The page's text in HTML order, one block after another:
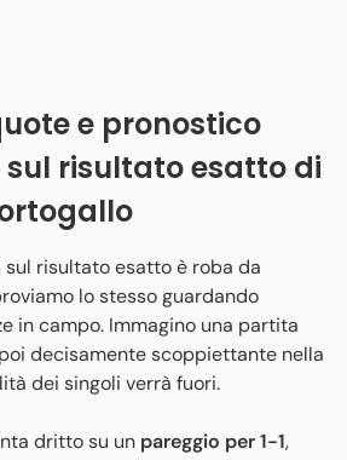
e pronostico
sul risultato esatto di
risultato esatto è roba da
lo stesso guardando
in campo. Immagino una partita
decisamente scoppiettante nella
dei singoli verrà fuori.
dritto su un pareggio per 1-1,